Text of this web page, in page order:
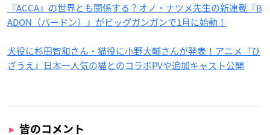
『ACCA』の世界とも関係する？オノ・ナツメ先生の新連載『B
ADON（バードン）』がビッグガンガンで1月に始動！
犬役に杉田智和さん・猫役に小野大輔さんが発表！アニメ『ひ
ざうえ』日本一人気の猫とのコラボPVや追加キャスト公開
皆のコメント